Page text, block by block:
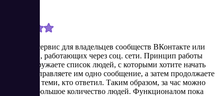
Удобный сервис для владельцев сообществ ВКонтакте или
продавцов, работающих через соц. сети. Принцип работы
прост: загружаете список людей, с которыми хотите начать
диалог, отправляете им одно сообщение, а затем продолжаете
общение с теми, кто ответил. Таким образом, за час можно
охватить большое количество людей. Функционалом пока